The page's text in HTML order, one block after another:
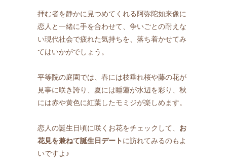
拝む者を静かに見つめてくれる阿弥陀如来像に
恋人と一緒に手を合わせて、争いごとの耐えな
い現代社会で疲れた気持ちを、落ち着かせてみ
てはいかがでしょう。
平等院の庭園では、春には枝垂れ桜や藤の花が
見事に咲き誇り、夏には睡蓮が水辺を彩り、秋
には赤や黄色に紅葉したモミジが楽しめます。
恋人の誕生日頃に咲くお花をチェックして、 お
花見を兼ねて誕生日デートに訪れてみるのもよ
いですよ♪